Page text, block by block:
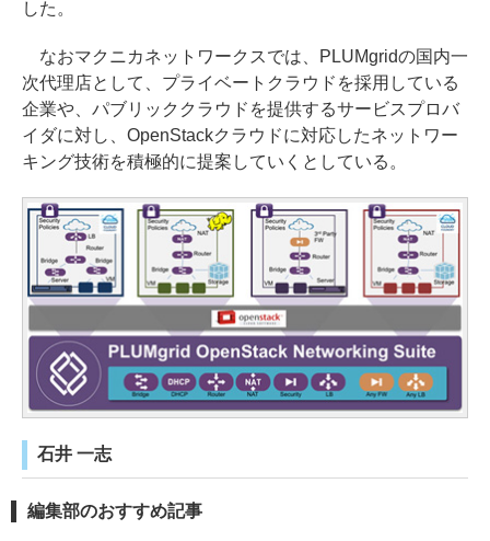
した。
なおマクニカネットワークスでは、PLUMgridの国内一
次代理店として、プライベートクラウドを採用している
企業や、パブリッククラウドを提供するサービスプロバ
イダに対し、OpenStackクラウドに対応したネットワー
キング技術を積極的に提案していくとしている。
石井 一志
編集部のおすすめ記事